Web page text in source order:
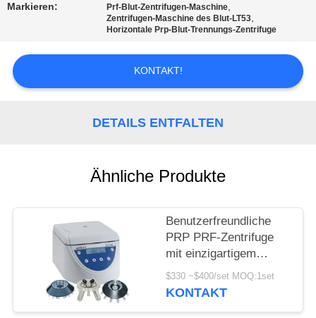
RECHTSSACHEN
VR
Markieren: Prf-Blut-Zentrifugen-Maschine,
Zentrifugen-Maschine des Blut-LT53,
Horizontale Prp-Blut-Trennungs-Zentrifuge
KONTAKT!
DETAILS ENTFALTEN
Ähnliche Produkte
Benutzerfreundliche
PRP PRF-Zentrifuge
mit einzigartigem
Stoßdämpfer
$330 ~$400/set MOQ:1set
KONTAKT